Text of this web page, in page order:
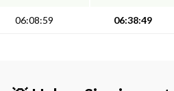
06:08:59 06:38:49